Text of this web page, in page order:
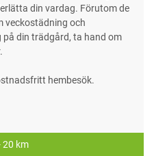
din vardag. Förutom de
veckostädning och
din trädgård, ta hand om
hembesök.
20 km